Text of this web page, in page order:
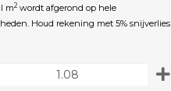
m2 wordt afgerond op hele
Houd rekening met 5% snijverlies